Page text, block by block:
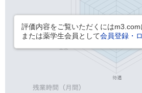
評価内容をご覧いただくにはm3.com
または薬学生会員として会員登録・